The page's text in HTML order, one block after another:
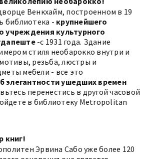
Венкхайм, построенном в 19
библиотека - крупнейшего
учреждения культурного
-с 1931 года. Здание
стиля необарокко внутри и
резьба, люстры и
мебели - все это
элегантности ушедших времен
перенестись в другой часовой
в библиотеку Metropolitan
книг!
Эрвина Сабо уже более 120